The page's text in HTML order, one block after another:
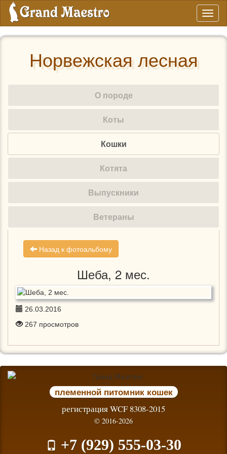
Норвежская лесная
О породе
Коты
Кошки
Котята
Выпускники
Ветераны
Назад к фотоальбому
Шеба, 2 мес.
26.03.2016
267 просмотров
племенной питомник кошек
регистрация WCF 8308-2015
© 2016-2026
+7 (929) 555-03-30